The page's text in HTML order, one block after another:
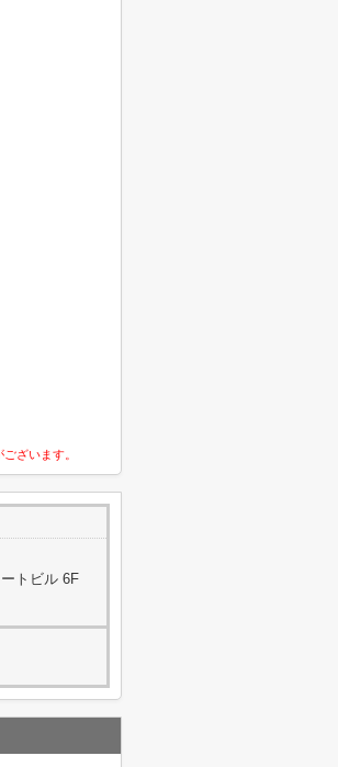
ざいます。
トビル 6F